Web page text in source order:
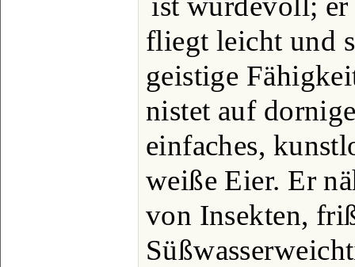
fliegt leicht und
geistige
nistet auf
einfaches,
weiße Eier. Er
von Insekten,